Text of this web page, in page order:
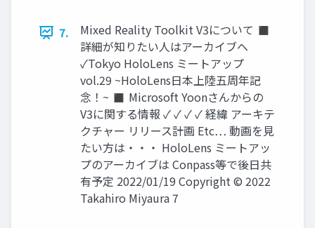
7.
Mixed Reality Toolkit V3について ◼
詳細が知りたい人はアーカイブへ
✓Tokyo HoloLens ミートアップ
vol.29 ~HoloLens日本上陸五周年記
念！~ ◼ Microsoft Yoonさんからの
V3に関する情報 ✓ ✓ ✓ ✓ 経緯 アーキテ
クチャー リリース計画 Etc… 動画を見
たい方は・・・ HoloLens ミートアッ
プのアーカイブは Conpass等で後日共
有予定 2022/01/19 Copyright © 2022
Takahiro Miyaura 7